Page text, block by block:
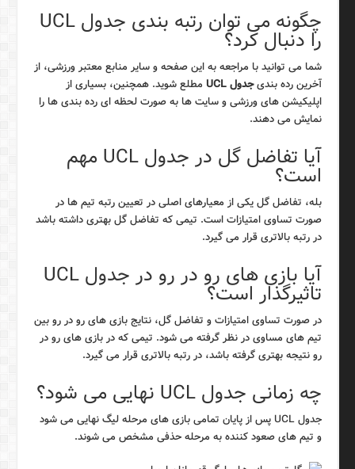
چگونه می توان رتبه بندی جدول UCL
را دنبال کرد؟
شما می توانید با مراجعه به این صفحه و سایر منابع معتبر ورزشی، از
آخرین رده بندیجدول UCL
مطلع شوید. همچنین، بسیاری از
اپلیکیشن های ورزشی و سایت ها به صورت لحظه ای رده بندی ها را
نمایش می دهند.
آیا تفاضل گل در جدول UCL مهم
است؟
بله، تفاضل گل یکی از معیارهای اصلی در تعیین رتبه تیم ها در
صورت تساوی امتیازات است. تیمی که تفاضل گل بهتری داشته باشد
در رتبه بالاتری قرار می گیرد.
آیا بازی های رو در رو در جدول UCL
تاثیرگذار است؟
در صورت تساوی امتیازات و تفاضل گل، نتایج بازی های رو در رو بین
تیم های مساوی در نظر گرفته می شود. تیمی که در بازی های رو در
رو نتیجه بهتری گرفته باشد، در رتبه بالاتری قرار می گیرد.
چه زمانی جدول UCL نهایی می شود؟
جدول UCL پس از پایان تمامی بازی های مرحله لیگ نهایی می شود
و تیم های صعود کننده به مرحله حذفی مشخص می شوند.